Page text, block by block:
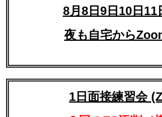
8月8日9日10日11
夜も自宅から
1日面接練習会